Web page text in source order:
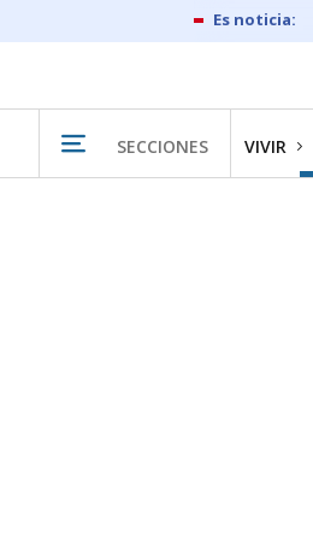
SECCIONES VIVIR